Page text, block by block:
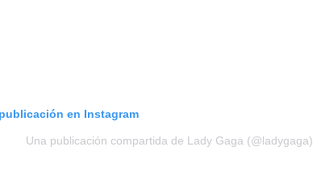
en Instagram
Una publicación compartida de Lady Gaga (@ladygaga)